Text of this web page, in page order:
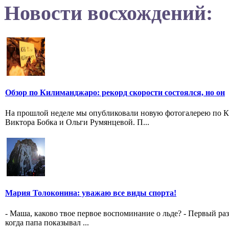
Новости восхождений:
Обзор по Килиманджаро: рекорд скорости состоялся, но он
На прошлой неделе мы опубликовали новую фотогалерею по
Виктора Бобка и Ольги Румянцевой. П...
Мария Толоконина: уважаю все виды спорта!
- Маша, каково твое первое воспоминание о льде? - Первый
когда папа показывал ...